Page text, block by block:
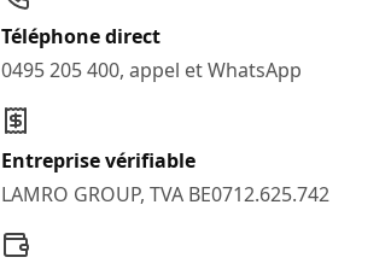
Téléphone direct
0495 205 400, appel et WhatsApp
Entreprise vérifiable
LAMRO GROUP, TVA BE0712.625.742